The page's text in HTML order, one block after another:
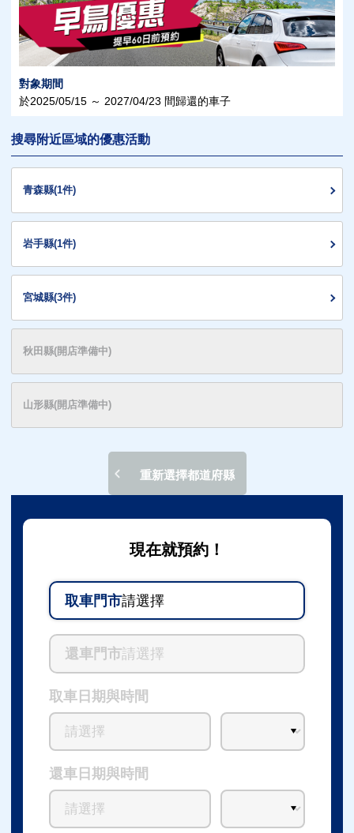
對象期間
於2025/05/15 ～ 2027/04/23 間歸還的車子
搜尋附近區域的優惠活動
青森縣(1件)
岩手縣(1件)
宮城縣(3件)
秋田縣(開店準備中)
山形縣(開店準備中)
重新選擇都道府縣
現在就預約！
取車門市請選擇
還車門市請選擇
取車日期與時間
還車日期與時間